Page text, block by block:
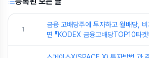
1
금융 고배당주에 투자하고 월배당,
면 『KODEX 금융고배당TOP10타겟